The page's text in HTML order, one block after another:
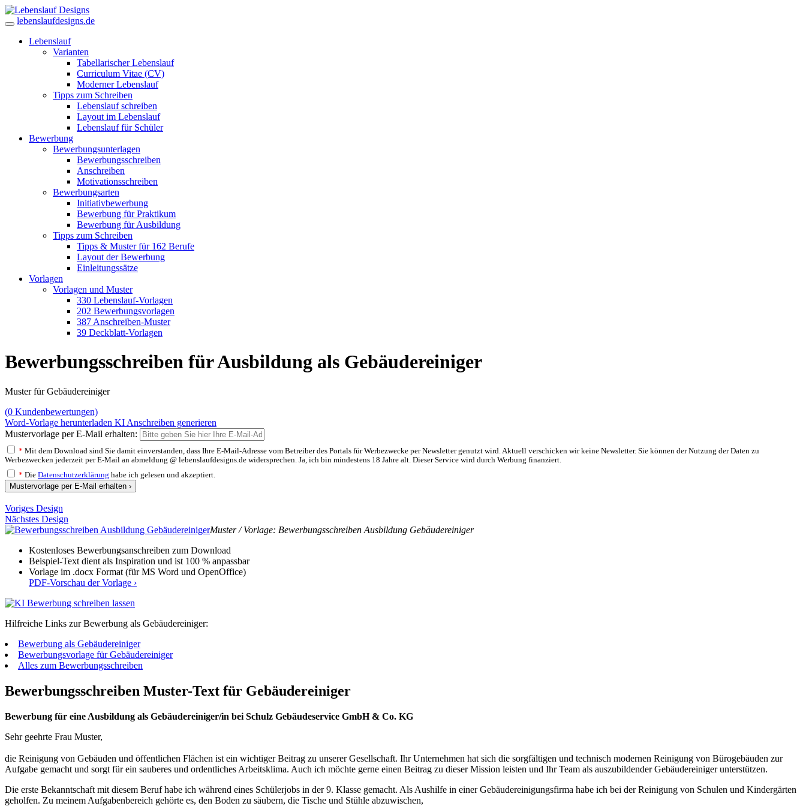
lebenslaufdesigns.de
Lebenslauf
Varianten
Tabellarischer Lebenslauf
Curriculum Vitae (CV)
Moderner Lebenslauf
Tipps zum Schreiben
Lebenslauf schreiben
Layout im Lebenslauf
Lebenslauf für Schüler
Bewerbung
Bewerbungsunterlagen
Bewerbungsschreiben
Anschreiben
Motivationsschreiben
Bewerbungsarten
Initiativbewerbung
Bewerbung für Praktikum
Bewerbung für Ausbildung
Tipps zum Schreiben
Tipps & Muster für 162 Berufe
Layout der Bewerbung
Einleitungssätze
Vorlagen
Vorlagen und Muster
330 Lebenslauf-Vorlagen
202 Bewerbungsvorlagen
387 Anschreiben-Muster
39 Deckblatt-Vorlagen
Bewerbungsschreiben für Ausbildung als Gebäudereiniger
Muster für Gebäudereiniger
(0 Kundenbewertungen)
Word-Vorlage herunterladen KI Anschreiben generieren
Mustervorlage per E-Mail erhalten:
* Mit dem Download sind Sie damit einverstanden, dass Ihre E-Mail-Adresse vom Betreiber des Portals für Werbezwecke per Newsletter genutzt wird. Aktuell verschicken wir keine Newsletter. Sie können der Nutzung der Daten zu
Werbezwecken jederzeit per E-Mail an abmeldung @ lebenslaufdesigns.de widersprechen. Ja, ich bin mindestens 18 Jahre alt. Dieser Service wird durch Werbung finanziert.
* Die Datenschutzerklärung habe ich gelesen und akzeptiert.
Mustervorlage per E-Mail erhalten ›
Voriges Design
Nächstes Design
Muster / Vorlage: Bewerbungsschreiben Ausbildung Gebäudereiniger
Kostenloses Bewerbungsanschreiben zum Download
Beispiel-Text dient als Inspiration und ist 100 % anpassbar
Vorlage im .docx Format (für MS Word und OpenOffice)
PDF-Vorschau der Vorlage ›
Hilfreiche Links zur Bewerbung als Gebäudereiniger:
Bewerbung als Gebäudereiniger
Bewerbungsvorlage für Gebäudereiniger
Alles zum Bewerbungsschreiben
Bewerbungsschreiben Muster-Text für Gebäudereiniger
Bewerbung für eine Ausbildung als Gebäudereiniger/in bei Schulz Gebäudeservice GmbH & Co. KG
Sehr geehrte Frau Muster,
die Reinigung von Gebäuden und öffentlichen Flächen ist ein wichtiger Beitrag zu unserer Gesellschaft. Ihr Unternehmen hat sich die sorgfältigen und technisch modernen Reinigung von Bürogebäuden zur
Aufgabe gemacht und sorgt für ein sauberes und ordentliches Arbeitsklima. Auch ich möchte gerne einen Beitrag zu dieser Mission leisten und Ihr Team als auszubildender Gebäudereiniger unterstützen.
Die erste Bekanntschaft mit diesem Beruf habe ich während eines Schülerjobs in der 9. Klasse gemacht. Als Aushilfe in einer Gebäudereinigungsfirma habe ich bei der Reinigung von Schulen und Kindergärten
geholfen. Zu meinem Aufgabenbereich gehörte es, den Boden zu säubern, die Tische und Stühle abzuwischen,